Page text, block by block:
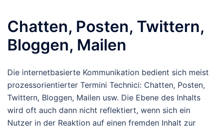
Chatten, Posten, Twittern,
Bloggen, Mailen
Die internetbasierte Kommunikation bedient sich meist
prozessorientierter Termini Technici: Chatten, Posten,
Twittern, Bloggen, Mailen usw. Die Ebene des Inhalts
wird oft auch dann nicht reflektiert, wenn sich ein
Nutzer in der Reaktion auf einen fremden Inhalt zur